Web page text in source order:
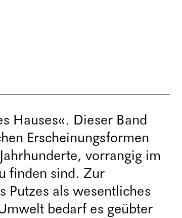
Hauses«. Dieser Band
Erscheinungsformen
vorrangig im
finden sind. Zur
Putzes als wesentliches
bedarf es geübter